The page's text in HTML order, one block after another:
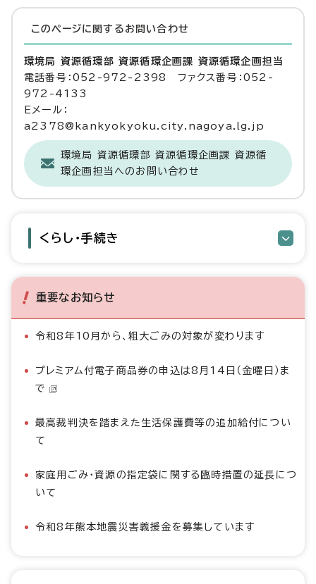
このページに関する お問い合わせ
環境局 資源循環部 資源循環企画課 資源循環企画担当
電話番号：052-972-2398 ファクス番号：052-
972-4133
Eメール：
a2378@kankyokyoku.city.nagoya.lg.jp
環境局 資源循環部 資源循環企画課 資源循
環企画担当へのお問い合わせ
くらし・手続き
重要なお知らせ
令和8年10月から、粗大ごみの対象が変わります
プレミアム付電子商品券の申込は8月14日（金曜日）ま
で
最高裁判決を踏まえた生活保護費等の追加給付につい
て
家庭用ごみ・資源の指定袋に関する臨時措置の延長につ
いて
令和8年熊本地震災害義援金を募集しています